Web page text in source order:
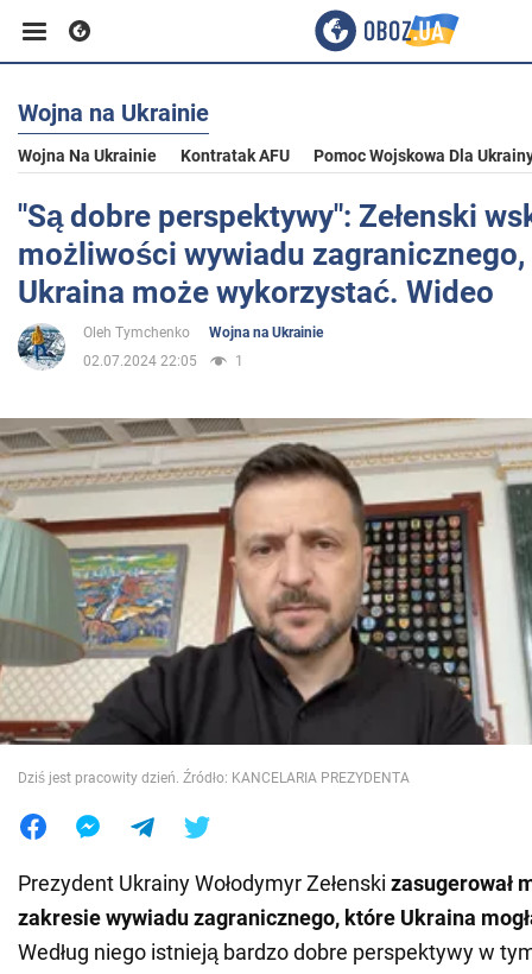
Biznes
Sport
Rozrywka
Życie
Polityka
Społeczeństwo
Wojna na Ukrainie
Świat
Jedzenie
Wojna na Ukrainie
Wojna Na Ukrainie Kontratak AFU Pomoc Wojskowa Dla
"Są dobre perspektywy": Zełenski
możliwości wywiadu
Ukraina może wykorzystać. Wideo
Oleh Tymchenko
Wojna na Ukrainie
02.07.2024 22:05
1
Dziś jest pracowity dzień. Źródło: KANCELARIA PREZYDENTA
Prezydent Ukrainy Wołodymyr Zełenski zasugerował
zakresie wywiadu zagranicznego, które Ukraina
Według niego istnieją bardzo dobre perspektywy w